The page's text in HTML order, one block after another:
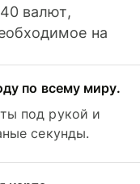
валют,
на
по всему миру.
под рукой и
секунды.